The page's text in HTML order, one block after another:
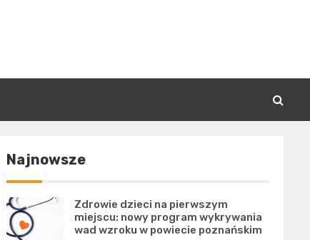
Najnowsze
Zdrowie dzieci na pierwszym
miejscu: nowy program wykrywania
wad wzroku w powiecie poznańskim